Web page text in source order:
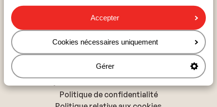
Accepter
Cookies nécessaires uniquement
Gérer
À propos de Sunweb
Tourisme responsable
Presse & médias
Déclaration d'accessibilité
Politique de confidentialité & cookies
Politique de confidentialité